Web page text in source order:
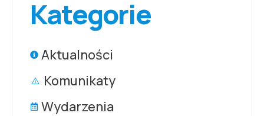
Kategorie
Aktualności
Komunikaty
Wydarzenia